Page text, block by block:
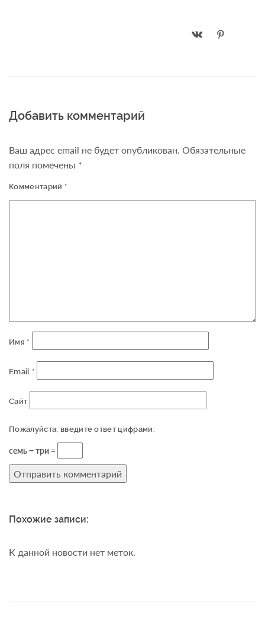
Добавить комментарий
Ваш адрес email не будет опубликован. Обязательные
поля помечены *
Комментарий *
Имя *
Email *
Сайт
Пожалуйста, введите ответ цифрами:
семь − три =
Похожие записи:
К данной новости нет меток.